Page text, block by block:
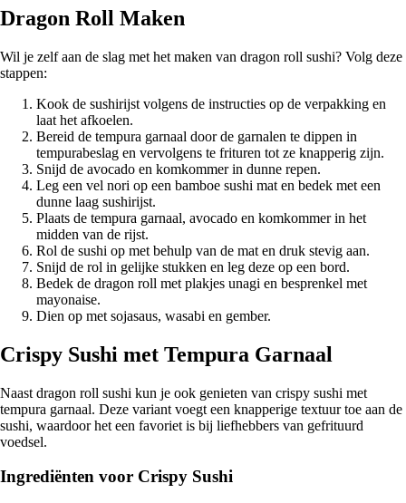
Dragon Roll Maken
Wil je zelf aan de slag met het maken van dragon roll sushi? Volg deze
stappen:
Kook de sushirijst volgens de instructies op de verpakking en
laat het afkoelen.
Bereid de tempura garnaal door de garnalen te dippen in
tempurabeslag en vervolgens te frituren tot ze knapperig zijn.
Snijd de avocado en komkommer in dunne repen.
Leg een vel nori op een bamboe sushi mat en bedek met een
dunne laag sushirijst.
Plaats de tempura garnaal, avocado en komkommer in het
midden van de rijst.
Rol de sushi op met behulp van de mat en druk stevig aan.
Snijd de rol in gelijke stukken en leg deze op een bord.
Bedek de dragon roll met plakjes unagi en besprenkel met
mayonaise.
Dien op met sojasaus, wasabi en gember.
Crispy Sushi met Tempura Garnaal
Naast dragon roll sushi kun je ook genieten van crispy sushi met
tempura garnaal. Deze variant voegt een knapperige textuur toe aan de
sushi, waardoor het een favoriet is bij liefhebbers van gefrituurd
voedsel.
Ingrediënten voor Crispy Sushi